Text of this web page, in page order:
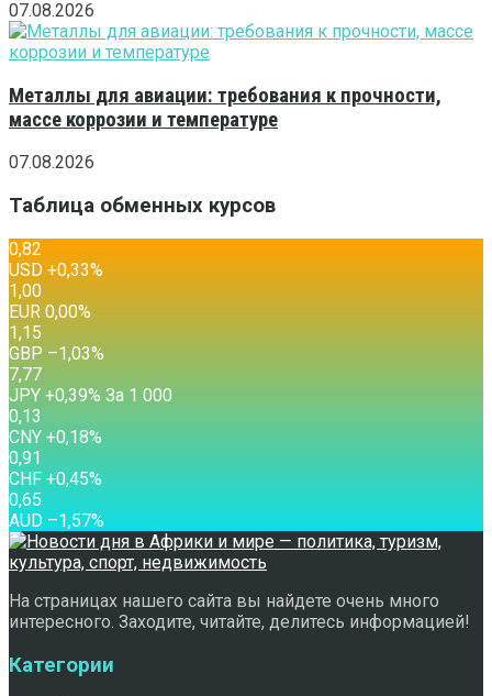
07.08.2026
Металлы для авиации: требования к прочности,
массе коррозии и температуре
07.08.2026
Таблица обменных курсов
0,82
USD +0,33%
1,00
EUR 0,00%
1,15
GBP –1,03%
7,77
JPY +0,39% За 1 000
0,13
CNY +0,18%
0,91
CHF +0,45%
0,65
AUD –1,57%
На страницах нашего сайта вы найдете очень много
интересного. Заходите, читайте, делитесь информацией!
Категории